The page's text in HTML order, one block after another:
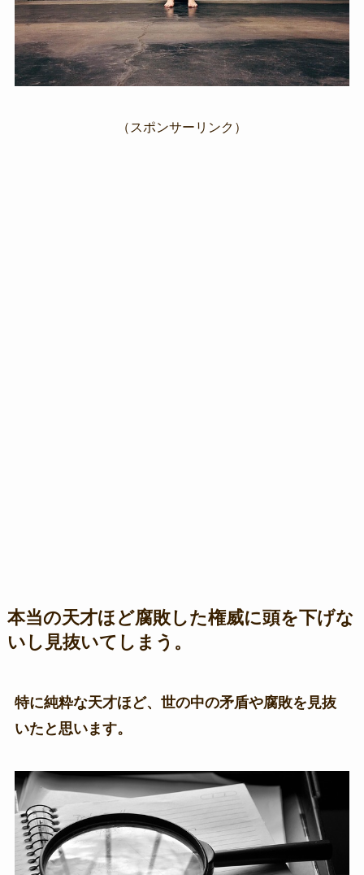
（スポンサーリンク）
本当の天才ほど腐敗した権威に頭を下げな
いし見抜いてしまう。
特に純粋な天才ほど、世の中の矛盾や腐敗を見抜
いたと思います。